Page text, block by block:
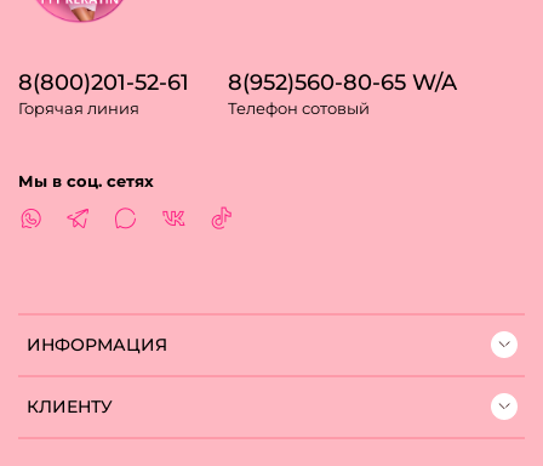
ИНФОРМАЦИЯ
КЛИЕНТУ
8(800)201-52-61
Горячая линия
8(952)560-80-65 W/A
Телефон сотовый
Мы в соц. сетях